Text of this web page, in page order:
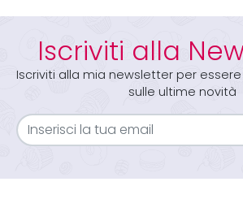
Iscriviti alla
Iscriviti alla mia newsletter per
sulle ultime novità